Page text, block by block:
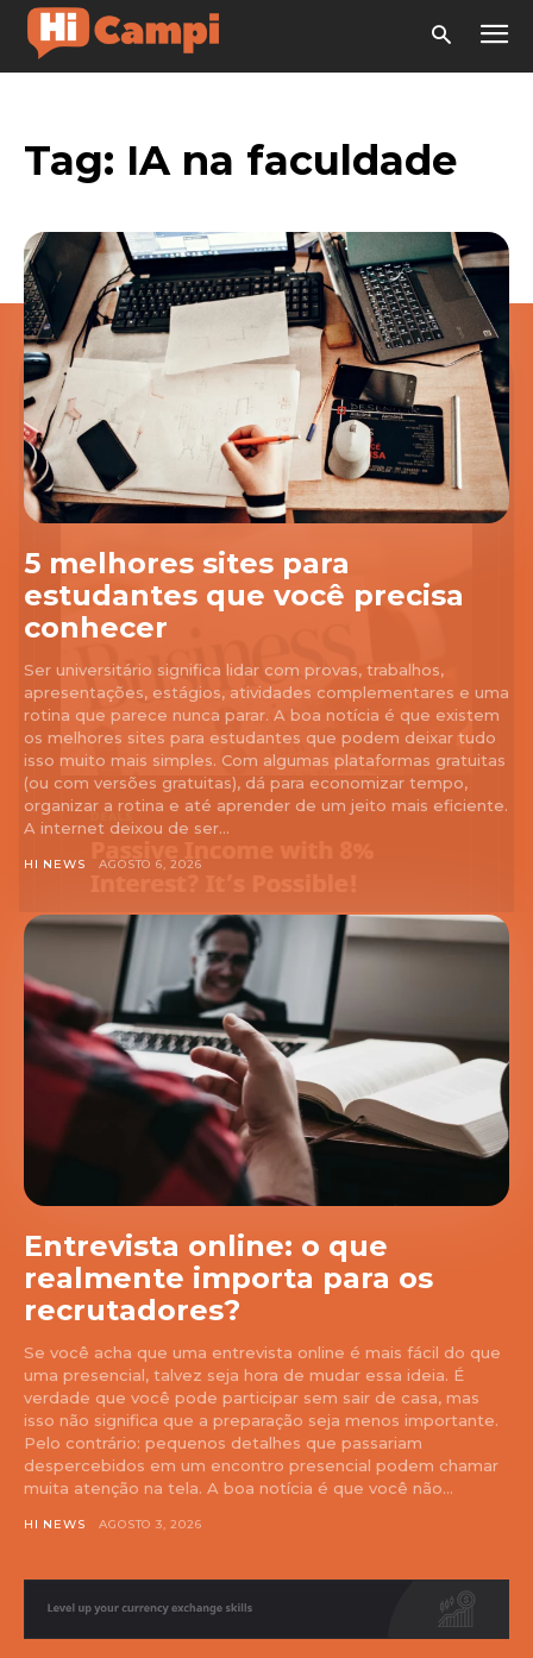
Tag: IA na faculdade
5 melhores sites para
estudantes que você precisa
conhecer
Ser universitário significa lidar com provas, trabalhos,
apresentações, estágios, atividades complementares e uma
rotina que parece nunca parar. A boa notícia é que existem
os melhores sites para estudantes que podem deixar tudo
isso muito mais simples. Com algumas plataformas gratuitas
(ou com versões gratuitas), dá para economizar tempo,
organizar a rotina e até aprender de um jeito mais eficiente.
A internet deixou de ser...
HI NEWS AGOSTO 6, 2026
Entrevista online: o que
realmente importa para os
recrutadores?
Se você acha que uma entrevista online é mais fácil do que
uma presencial, talvez seja hora de mudar essa ideia. É
verdade que você pode participar sem sair de casa, mas
isso não significa que a preparação seja menos importante.
Pelo contrário: pequenos detalhes que passariam
despercebidos em um encontro presencial podem chamar
muita atenção na tela. A boa notícia é que você não...
HI NEWS AGOSTO 3, 2026